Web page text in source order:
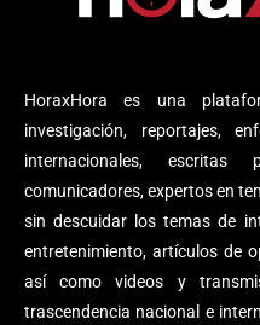
HoraxHora es una
investigación, reportajes,
internacionales, escritas
comunicadores, expertos en
sin descuidar los temas de
entretenimiento, artículos de
así como videos y
trascendencia nacional e